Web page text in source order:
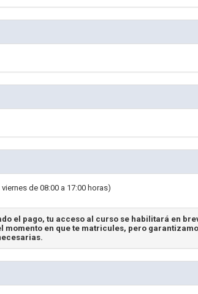
de 08:00 a 17:00 horas)
el pago, tu acceso al curso se habilitará en
momento en que te matricules, pero